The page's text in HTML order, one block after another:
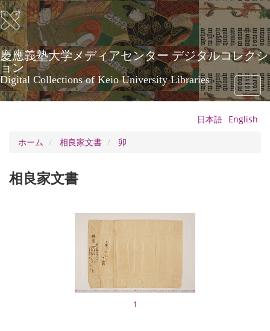
メ
イ
ン
コ
ン
テ
ン
ツ
に
慶應義塾大学メディアセンター デジタルコレクシ
ョン
Digital Collections of Keio University Libraries
Toggle
日本語 English
ホーム
相良家文書 卯
相良家文書
1